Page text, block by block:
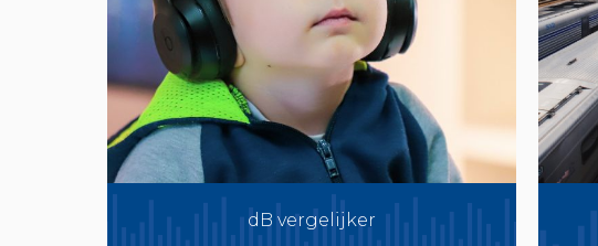
dB vergelijker